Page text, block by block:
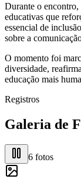
Durante o
educativas que
essencial de
sobre a
O momento foi
diversidade,
educação mais
Registros
Galeria de
6 fotos